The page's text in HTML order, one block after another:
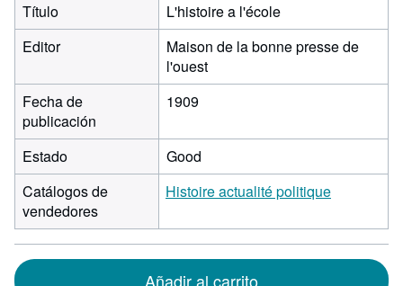
Título
L'histoire a l'école
Editor
Maison de la bonne presse de
l'ouest
Fecha de
publicación
1909
Estado
Good
Catálogos de
vendedores
Histoire actualité politique
Añadir al carrito